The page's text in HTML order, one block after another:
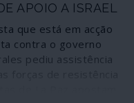
APOIO A ISRAEL
que está em acção
contra o governo
pediu assistência